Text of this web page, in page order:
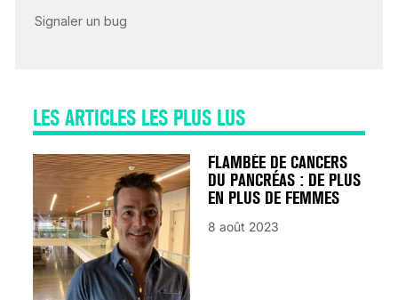
LES ARTICLES LES PLUS LUS
FLAMBÉE DE CANCERS
DU PANCRÉAS : DE PLUS
EN PLUS DE FEMMES
8 août 2023